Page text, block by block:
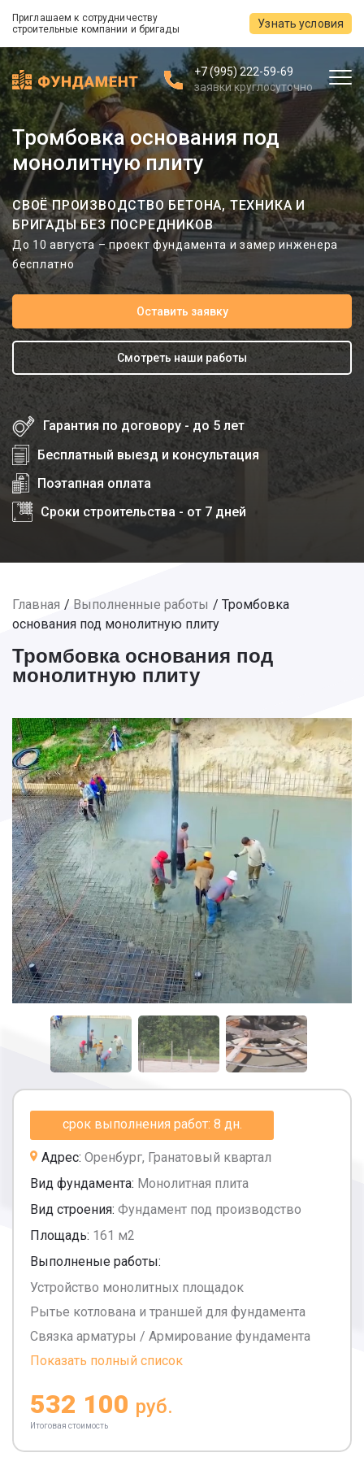
Приглашаем к сотрудничеству
строительные компании и бригады
Узнать условия
+7 (995) 222-59-69
заявки круглосуточно
Тромбовка основания под
монолитную плиту
СВОЁ ПРОИЗВОДСТВО БЕТОНА, ТЕХНИКА И
БРИГАДЫ БЕЗ ПОСРЕДНИКОВ
До 10 августа – проект фундамента и замер инженера
бесплатно
Оставить заявку
Смотреть наши работы
Гарантия по договору - до 5 лет
Бесплатный выезд и консультация
Поэтапная оплата
Сроки строительства - от 7 дней
Главная Выполненные работы
Тромбовка
основания под монолитную плиту
Тромбовка основания под
монолитную плиту
срок выполнения работ: 8 дн.
Адрес: Оренбург, Гранатовый квартал
Вид фундамента: Монолитная плита
Вид строения: Фундамент под производство
Площадь: 161 м2
Выполненые работы:
Устройство монолитных площадок
Рытье котлована и траншей для фундамента
Связка арматуры / Армирование фундамента
Показать полный список
532 100 руб.
Итоговая стоимость